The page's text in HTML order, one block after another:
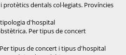
dentals col·legiats. Províncies
d'hospital
Per tipus de concert
tipus de concert i tipus d'hospital